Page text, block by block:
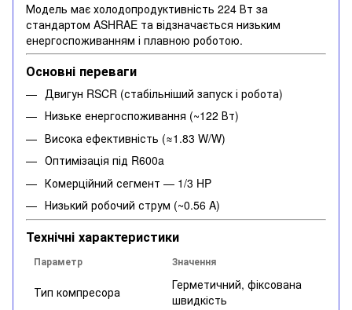
Модель має холодопродуктивність 224 Вт за
стандартом ASHRAE та відзначається низьким
енергоспоживанням і плавною роботою.
Основні переваги
Двигун RSCR (стабільніший запуск і робота)
Низьке енергоспоживання (~122 Вт)
Висока ефективність (≈1.83 W/W)
Оптимізація під R600a
Комерційний сегмент — 1/3 HP
Низький робочий струм (~0.56 A)
Технічні характеристики
Параметр Значення
Тип компресора
Герметичний, фіксована
швидкість